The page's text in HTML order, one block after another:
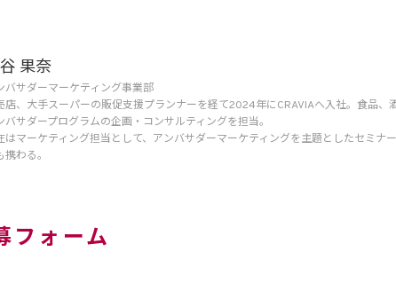
果奈
バサダーマーケティング事業部
店、大手スーパーの販促支援プランナーを経て2024年にCRAVIAへ入社。食品、
バサダープログラムの企画・コンサルティングを担当。
はマーケティング担当として、アンバサダーマーケティングを主題としたセミナ
携わる。
フォーム